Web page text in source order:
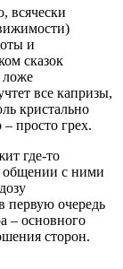
всячески
и
сказок
ложе
все капризы,
кристально
– просто грех.
где-то
общении с ними
первую очередь
– основного
сторон.